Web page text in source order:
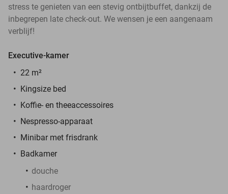
stress te genieten van een stevig ontbijtbuffet, dankzij de
inbegrepen late check-out. We wensen je een aangenaam
verblijf!
Executive-kamer
22 m²
Kingsize bed
Koffie- en theeaccessoires
Nespresso-apparaat
Minibar met frisdrank
Badkamer
douche
haardroger